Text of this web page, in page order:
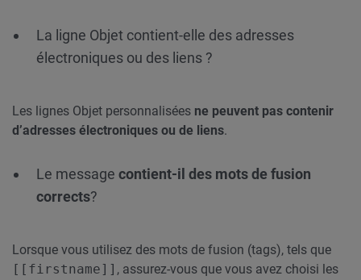
La ligne Objet contient-elle des adresses
électroniques ou des liens ?
Les lignes Objet personnalisées ne peuvent pas contenir
d’adresses électroniques ou de liens.
Le message contient-il des mots de fusion
corrects?
Lorsque vous utilisez des mots de fusion (tags), tels que
[[firstname]] , assurez-vous que vous avez choisi les